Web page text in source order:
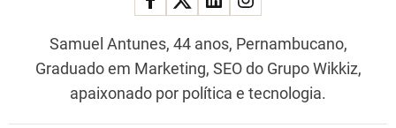
Samuel Antunes, 44 anos, Pernambucano,
Graduado em Marketing, SEO do Grupo Wikkiz,
apaixonado por política e tecnologia.